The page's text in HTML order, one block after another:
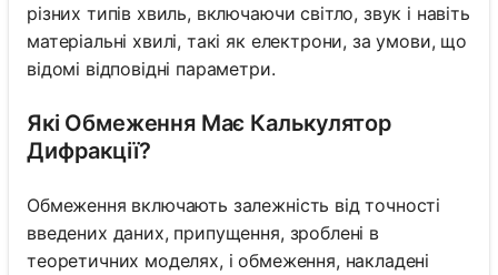
різних типів хвиль, включаючи світло, звук і навіть
матеріальні хвилі, такі як електрони, за умови, що
відомі відповідні параметри.
Які Обмеження Має Калькулятор
Дифракції?
Обмеження включають залежність від точності
введених даних, припущення, зроблені в
теоретичних моделях, і обмеження, накладені